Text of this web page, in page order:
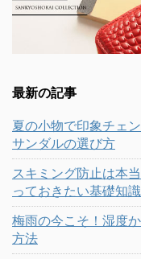
最新の記事
夏の小物で印象チェ
サンダルの選び方
スキミング防止は本
っておきたい基礎知識
梅雨の今こそ！湿度
方法